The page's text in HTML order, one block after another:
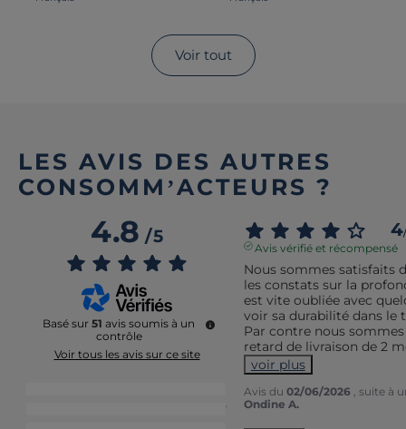
Voir tout
LES AVIS DES AUTRES
CONSOMM’ACTEURS ?
4.8/5
Basé sur 51 avis soumis à un
contrôle
Voir tous les avis sur ce site
7
4
Avis vérifié et récompensé
Nous sommes satisfaits
les constats sur la
est vite oubliée avec
voir sa durabilité dans le
Par contre nous
retard de livraison de 2
voir plus
Avis du 02/06/2026 , suite à
Ondine A.